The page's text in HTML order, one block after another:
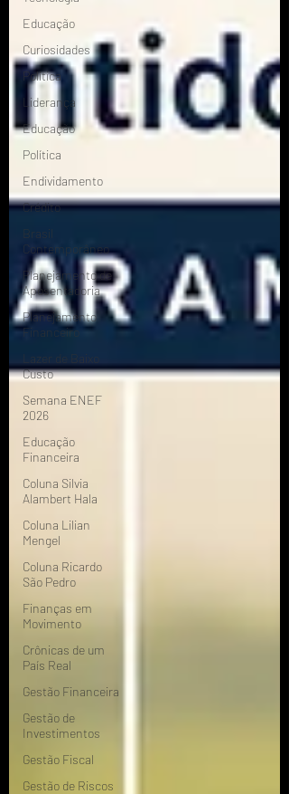
Educação
Curiosidades
Política
Liderança
Educação
Política
Endividamento
Crédito
Brasil
Contemporâneo
Planejamento de
Aposentadoria
Planejamento
Financeiro
Lazer de Baixo
Custo
Semana ENEF
2026
Educação
Financeira
Coluna Silvia
Alambert Hala
Coluna Lilian
Mengel
Coluna Ricardo
São Pedro
Finanças em
Movimento
Crônicas de um
País Real
Gestão Financeira
Gestão de
Investimentos
Gestão Fiscal
Gestão de Riscos